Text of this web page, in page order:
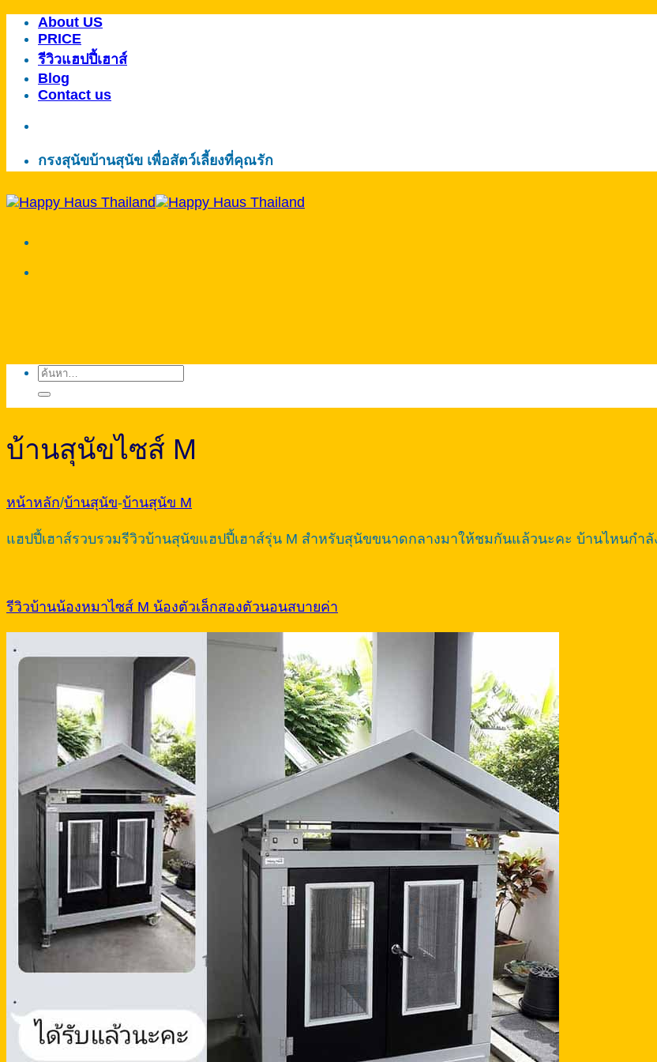
ข้าม
เนื้อหา
About US
PRICE
รีวิวแฮปปี้เฮาส์
Blog
Contact us
กรงสุนัขบ้านสุนัข เพื่อสัตว์เลี้ยงที่คุณรัก
ค้นหา:
บ้านสุนัขไซส์ M
หน้าหลัก/บ้านสุนัข-บ้านสุนัข M
แฮปปี้เฮาส์รวบรวมรีวิวบ้านสุนัขแฮปปี้เฮาส์รุ่น M สำหรับสุนัขขนาดกลางมาให้ชมกันแล้วนะคะ บ้านไหนกำ
รีวิวบ้านน้องหมาไซส์ M น้องตัวเล็กสองตัวนอนสบายค่า